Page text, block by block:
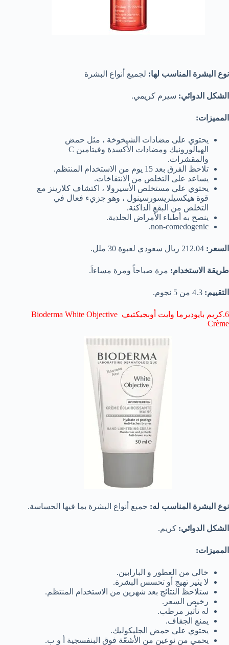
نوع البشرة المناسب لها: لجميع أنواع البشرة
الشكل الدوائي: سيرم كريمي.
المميزات:
يحتوي على مضادات الشيخوخة ، مثل حمض
الهيالورونيك ومضادات الأكسدة وفيتامين C
والمقشرات.
تلاحظ الفرق بعد 15 يوم من الاستخدام المنتظم.
يساعد على التخلص من الانتفاخات.
يحتوي علي مستخلص الأسيرولا ، اكتشاف كلارينز مع
قوة هيكسيلريسورسينول ، وهو جزيء فعال في
التخلص من البقع الداكنة.
ينصح به أطباء الأمراض الجلدية.
non-comedogenic.
السعر:
طريقة الاستخدام: مرة صباحاً ومرة مساءاَ.
التقييم:
6.كريم بايوديرما وايت أوبجيكتيف Bioderma White Objective
Crème
نوع البشرة المناسب له: جميع أنواع البشرة بما فيها الحساسة.
الشكل الدوائي: كريم.
المميزات:
خالي من العطور و البارابين.
لا يثير تهيج أو تحسس البشرة.
ستلاحظ النتائج بعد شهرين من الاستخدام المنتظم.
رخيص السعر.
له تأثير مرطب.
يمنع الجفاف.
يحتوي على حمض الجليكوليك.
يحمي من نوعين من الأشعّة فوق البنفسجية أ و ب.